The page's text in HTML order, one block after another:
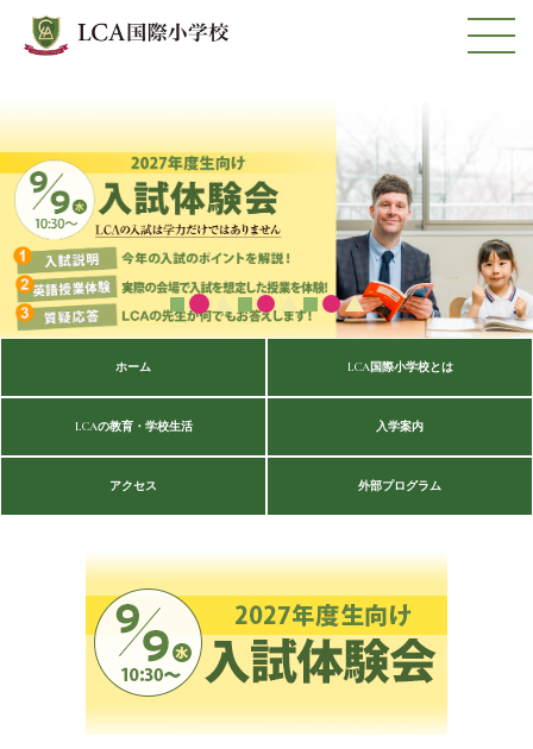
ホーム LCA国際小学校とは
LCAの教育・学校生活 入学案内
アクセス 外部プログラム